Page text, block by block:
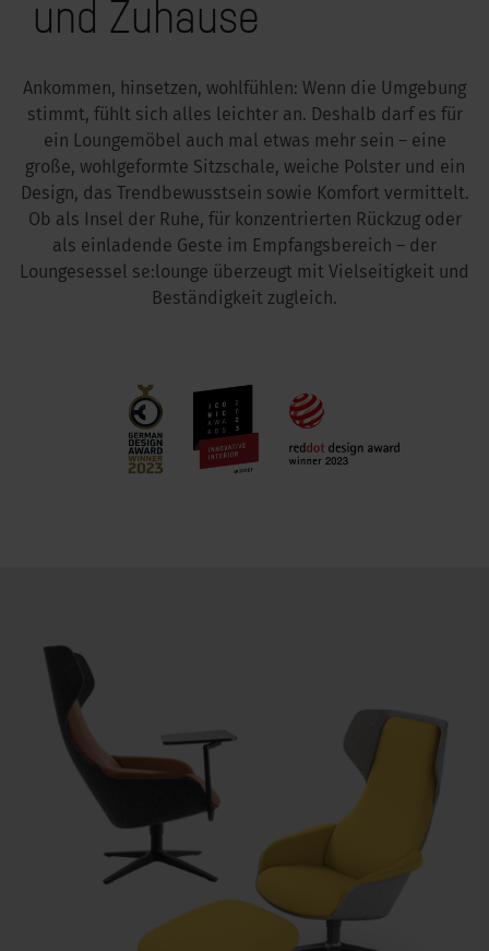
und Zuhause
Ankommen, hinsetzen, wohlfühlen: Wenn die Umgebung
stimmt, fühlt sich alles leichter an. Deshalb darf es für
ein Loungemöbel auch mal etwas mehr sein – eine
große, wohlgeformte Sitzschale, weiche Polster und ein
Design, das Trendbewusstsein sowie Komfort vermittelt.
Ob als Insel der Ruhe, für konzentrierten Rückzug oder
als einladende Geste im Empfangsbereich – der
Loungesessel se:lounge überzeugt mit Vielseitigkeit und
Beständigkeit zugleich.